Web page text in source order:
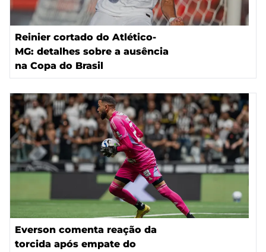
Reinier cortado do Atlético-
MG: detalhes sobre a ausência
na Copa do Brasil
Everson comenta reação da
torcida após empate do